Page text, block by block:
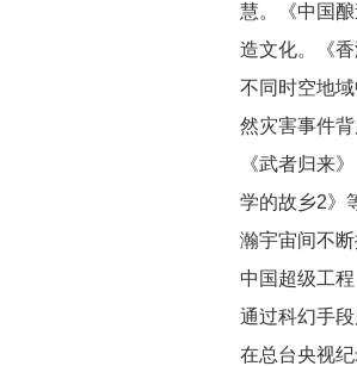
慧。《中国
造文化。《
不同时空地
然灾害事件
《武者归来
学的故乡2》
瀚宇宙间不
中国超级工
通过科幻手
在总台央视